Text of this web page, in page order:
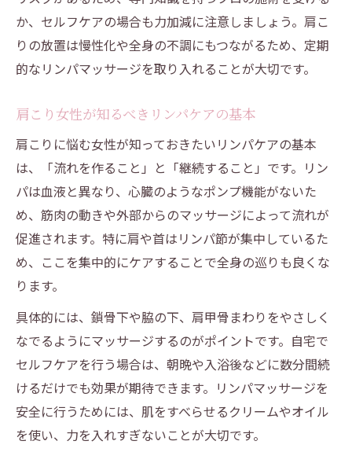
大宮エリアで受ける肩こり対策のコツ
信頼できるリンパマッサージ店の選び方
リラクゼーションサロンを活用した肩こり
対策
肩こり女性向けおすすめリンパケアの体験
談
肩こりマッサージ機と施術の組み合わせ術
肩甲骨まわりの疲れを流すマッサージ法
リンパマッサージで肩甲骨まわりをスッキ
肩甲骨はがし専門ケアとリンパ流しの違い
肩こり女性におすすめの肩甲骨リンパ術
自宅でできる肩甲骨リンパマッサージの基
本
肩マッサージ器具の活用法とリンパの相乗
効果
か、セルフケアの場合も力加減に注意しましょう。肩こ
りの放置は慢性化や全身の不調にもつながるため、定期
的なリンパマッサージを取り入れることが大切です。
肩こり女性が知るべきリンパケアの基本
肩こりに悩む女性が知っておきたいリンパケアの基本
は、「流れを作ること」と「継続すること」です。リン
パは血液と異なり、心臓のようなポンプ機能がないた
め、筋肉の動きや外部からのマッサージによって流れが
促進されます。特に肩や首はリンパ節が集中しているた
め、ここを集中的にケアすることで全身の巡りも良くな
ります。
具体的には、鎖骨下や脇の下、肩甲骨まわりをやさしく
なでるようにマッサージするのがポイントです。自宅で
セルフケアを行う場合は、朝晩や入浴後などに数分間続
けるだけでも効果が期待できます。リンパマッサージを
安全に行うためには、肌をすべらせるクリームやオイル
を使い、力を入れすぎないことが大切です。